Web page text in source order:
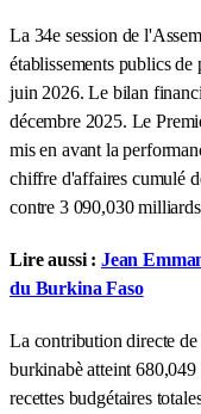
La 34e session de
établissements publics
juin 2026. Le bilan
décembre 2025. Le
mis en avant la
chiffre d'affaires cumulé
contre 3 090,030
Lire aussi : Jean
du Burkina Faso
La contribution directe de
burkinabè atteint
recettes budgétaires